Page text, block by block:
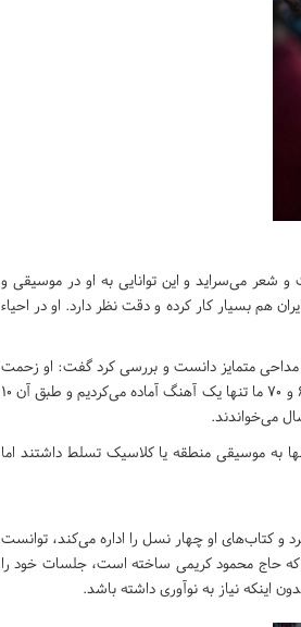
می‌سراید و این توانایی به او در موسیقی و
هم بسیار کار کرده و دقت نظر دارد. او در احیاء
مداحی متمایز دانست و بررسی کرد گفت: او زحمت
اساسی در این حوزه کشیده است که باید گفت کار بقیه را هم زیاد کرده است. در دهه ۶۰ و ۷۰ ما تنها یک آهنگ آماده می‌کردیم و طبق آن ۱۰
به موسیقی منطقه یا کلاسیک تسلط داشتند اما
و کتاب‌های او چهار نسل را اداره می‌کند، توانست
که حاج محمود کریمی ساخته است، جلسات خود را